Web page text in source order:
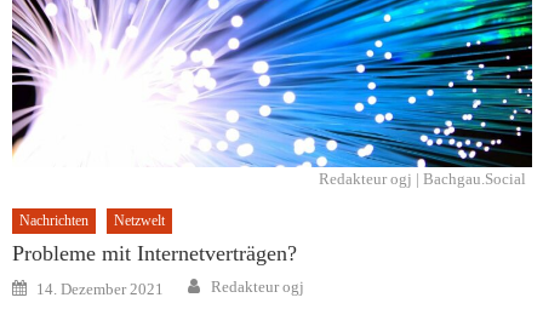
Redakteur ogj | Bachgau.Social
Nachrichten Netzwelt
Probleme mit Internetverträgen?
Posted
on
14. Dezember 2021 Author
Redakteur ogj